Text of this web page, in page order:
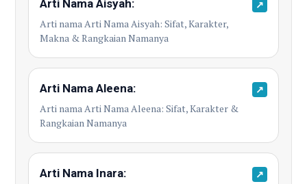
Arti Nama Aisyah:
Arti nama Arti Nama Aisyah: Sifat, Karakter,
Makna & Rangkaian Namanya
↗
Arti Nama Aleena:
Arti nama Arti Nama Aleena: Sifat, Karakter &
Rangkaian Namanya
↗
Arti Nama Inara: ↗